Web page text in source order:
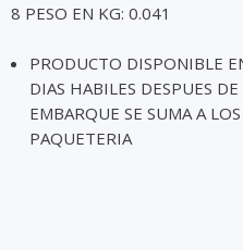
8 PESO EN KG: 0.041
PRODUCTO DISPONIBLE
DIAS HABILES DESPUES
EMBARQUE SE SUMA A
PAQUETERIA